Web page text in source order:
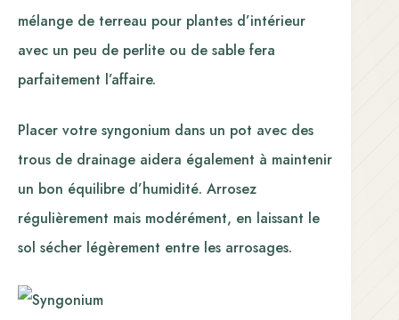
mélange de terreau pour plantes d’intérieur
avec un peu de perlite ou de sable fera
parfaitement l’affaire.
Placer votre syngonium dans un pot avec des
trous de drainage aidera également à maintenir
un bon équilibre d’humidité. Arrosez
régulièrement mais modérément, en laissant le
sol sécher légèrement entre les arrosages.